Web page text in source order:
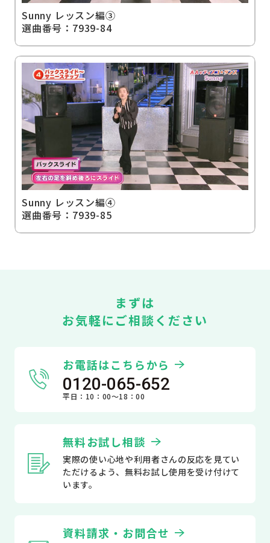
Sunny レッスン編③
選曲番号：7939-84
Sunny レッスン編④
選曲番号：7939-85
まずは
お気軽にご相談ください
お電話はこちらから
0120-065-652
平日：10：00～18：00
無料お試し相談
実際の使い心地や利用者さんの反応を見てい
ただけるよう、無料お試し使用を受け付けて
います。
資料請求・お問合せ